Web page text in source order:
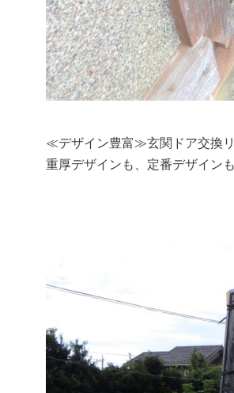
≪デザイン豊富≫玄関ドア交換リ
重厚デザインも、定番デザイン